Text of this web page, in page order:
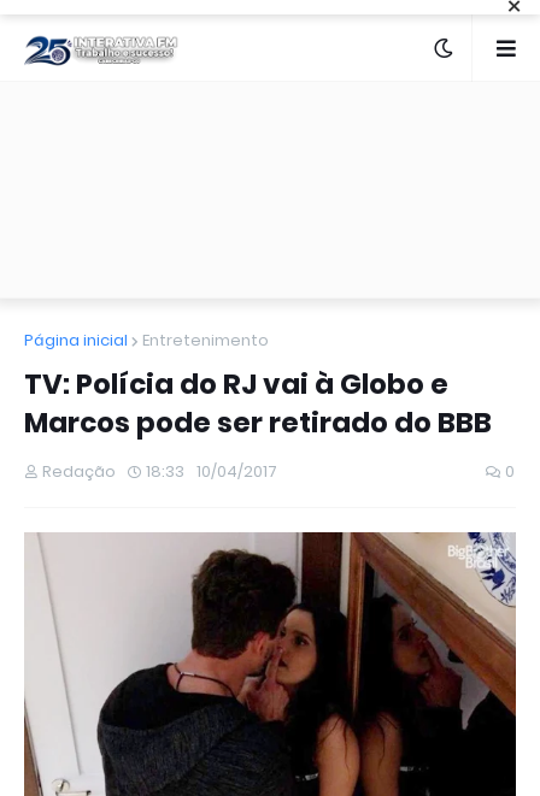
Página inicial Entretenimento
TV: Polícia do RJ vai à Globo e
Marcos pode ser retirado do BBB
Redação 18:33 10/04/2017 0